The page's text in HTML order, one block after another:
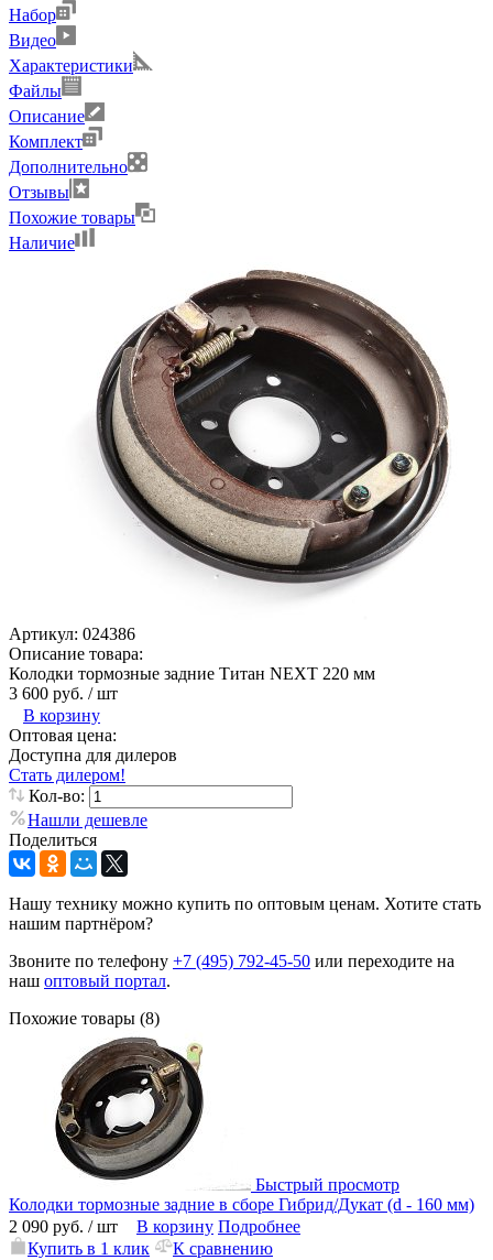
Набор
Видео
Характеристики
Файлы
Описание
Комплект
Дополнительно
Отзывы
Похожие товары
Наличие
Артикул: 024386
Описание товара:
Колодки тормозные задние Титан NEXT 220 мм
3 600 руб. / шт
В корзину
Оптовая цена:
Доступна для дилеров
Стать дилером!
Кол-во:
Нашли дешевле
Поделиться
Нашу технику можно купить по оптовым ценам. Хотите стать
нашим партнёром?
Звоните по телефону +7 (495) 792-45-50 или переходите на
наш оптовый портал.
Похожие товары (8)
Быстрый просмотр
Колодки тормозные задние в сборе Гибрид/Дукат (d - 160 мм)
2 090 руб. / шт В корзину Подробнее
Купить в 1 клик
К сравнению